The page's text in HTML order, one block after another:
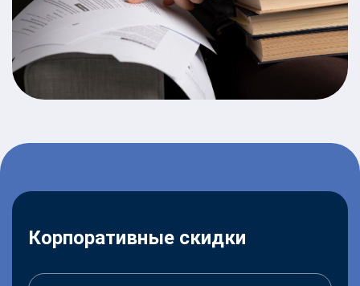
Корпоративные скидки